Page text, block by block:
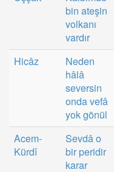
bin ateşin
volkanı
vardır
Hicâz
Neden
hâlâ
seversin
onda vefâ
yok gönül
Acem-
Kürdî
Sevdâ o
bir peridir
karar